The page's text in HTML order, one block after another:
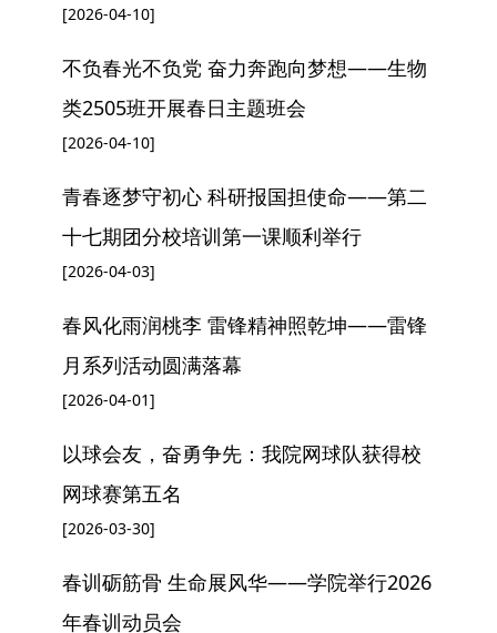
[2026-04-10]
不负春光不负党 奋力奔跑向梦想——生物
类2505班开展春日主题班会
[2026-04-10]
青春逐梦守初心 科研报国担使命——第二
十七期团分校培训第一课顺利举行
[2026-04-03]
春风化雨润桃李 雷锋精神照乾坤——雷锋
月系列活动圆满落幕
[2026-04-01]
以球会友，奋勇争先：我院网球队获得校
网球赛第五名
[2026-03-30]
春训砺筋骨 生命展风华——学院举行2026
年春训动员会